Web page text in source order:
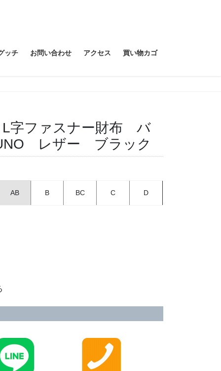
ッチ お問い合わせ アクセス 買い物カゴ
ファスナー財布 バ
レザー ブラック
AB B BC C D